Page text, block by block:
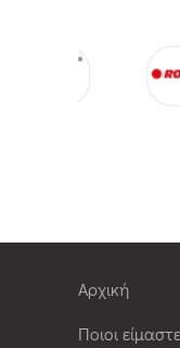
Αρχική
Ποιοι είμαστε